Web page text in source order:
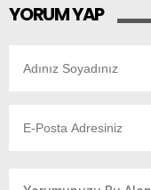
YORUM YAP